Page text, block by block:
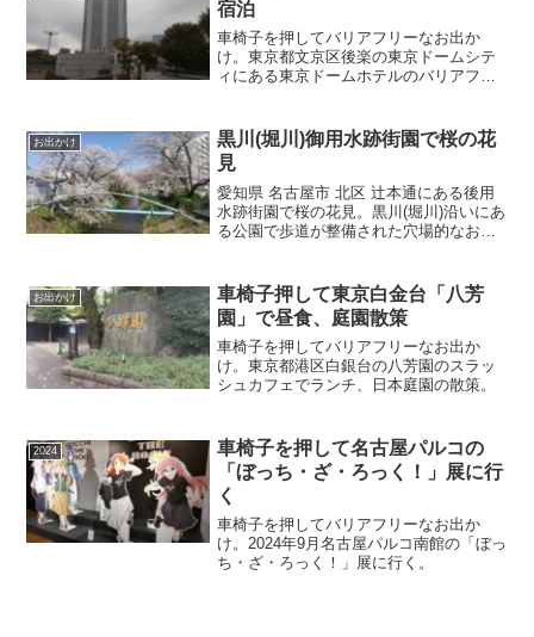
宿泊
車椅子を押してバリアフリーなお出か
け。東京都文京区後楽の東京ドームシテ
ィにある東京ドームホテルのバリアフリ
お出かけ
黒川(堀川)御用水跡街園で桜の花
見
愛知県 名古屋市 北区 辻本通にある後用
水跡街園で桜の花見。黒川(堀川)沿いにあ
る公園で歩道が整備された穴場的なお花
お出かけ
車椅子押して東京白金台「八芳
園」で昼食、庭園散策
車椅子を押してバリアフリーなお出か
け。東京都港区白銀台の八芳園のスラッ
シュカフェでランチ、日本庭園の散策。
2024
車椅子を押して名古屋パルコの
「ぼっち・ざ・ろっく！」展に行
く
車椅子を押してバリアフリーなお出か
け。2024年9月名古屋パルコ南館の「ぼっ
ち・ざ・ろっく！」展に行く。